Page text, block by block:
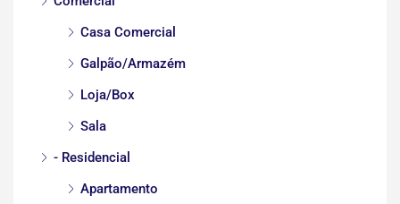
Casa Comercial
Galpão/Armazém
Loja/Box
Sala
- Residencial
Apartamento